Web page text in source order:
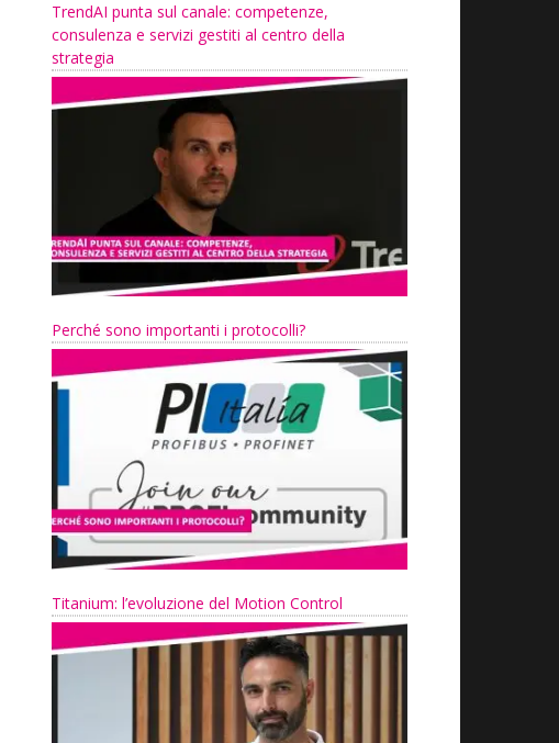
TrendAI punta sul canale: competenze,
consulenza e servizi gestiti al centro della
strategia
Perché sono importanti i protocolli?
Titanium: l’evoluzione del Motion Control